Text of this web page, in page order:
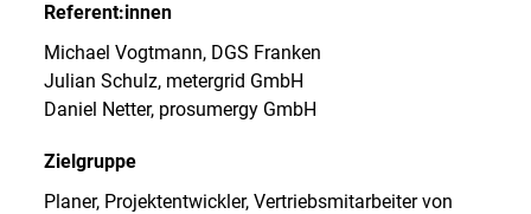
Referent:innen
Michael Vogtmann, DGS Franken
Julian Schulz, metergrid GmbH
Daniel Netter, prosumergy GmbH
Zielgruppe
Planer, Projektentwickler, Vertriebsmitarbeiter von